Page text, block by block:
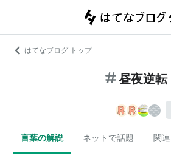
はてなブログ トップ
昼夜逆転
言葉の解説 ネットで話題 関